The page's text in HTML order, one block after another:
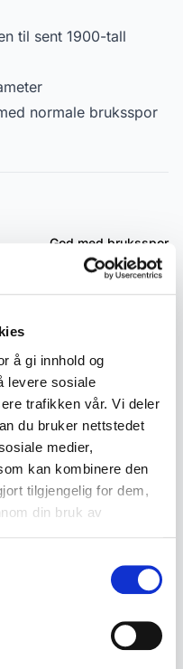
å gi innhold og
levere sosiale
trafikken vår. Vi deler
du bruker nettstedet
medier,
kan kombinere den
tilgjengelig for dem,
din bruk av
til sent 1900-tall
normale bruksspor
God med bruksspor
2000000005935
12.05.2026
Lilla
deg